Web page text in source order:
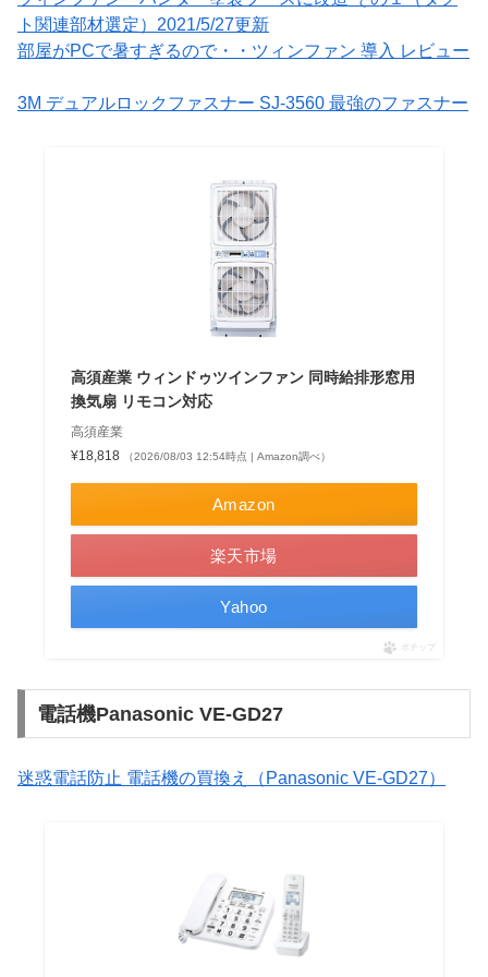
ト関連部材選定）2021/5/27更新
部屋がPCで暑すぎるので・・ツィンファン 導入 レビュー
3M デュアルロックファスナー SJ-3560 最強のファスナー
高須産業 ウィンドゥツインファン 同時給排形窓用
換気扇 リモコン対応
高須産業
¥18,818
（2026/08/03 12:54時点 | Amazon調べ）
Amazon
楽天市場
Yahoo
ポチップ
電話機Panasonic VE-GD27
迷惑電話防止 電話機の買換え（Panasonic VE-GD27）